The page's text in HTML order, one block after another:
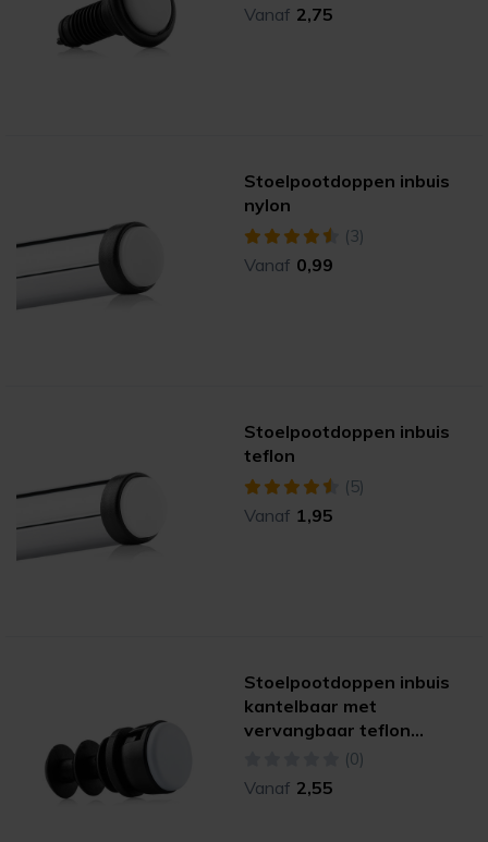
Vanaf 2,75
Stoelpootdoppen inbuis
nylon
(3)
Vanaf 0,99
Stoelpootdoppen inbuis
teflon
(5)
Vanaf 1,95
Stoelpootdoppen inbuis
kantelbaar met
vervangbaar teflon
(0)
Vanaf 2,55